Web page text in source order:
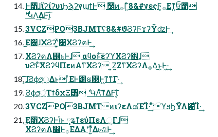
Ͱ͸ɺϊʔίʔυιϦϡʔγϣϯͰ ࣗ෼ͷ࡞Γ͍ͨ8&#γεςϜ͕࡞Εͳ͍ਓ͸
࣍ʹԿΛ͢ΔͰ͠ΐ͏͔
3VCZPO3BJMTʢ8&#ϑϨʔϜϫʔΫʣͰ͢
͜Ε͸ɺΧϨʔʹ͓͍ͯ͸ΧϨʔคͰ͢
ΧϨʔคΛ࢖͏͜ͱͰɺ αϥοͱͨ͠εʔϓΧϨʔ΍ɺ
υϩͬͱͨ͠ΧϨʔϥΠεͷΑ͏ͳΧϨʔ ͍Ζ͍ΖͳΧϨʔΛ࡞Δ͜ͱ͕Ͱ͖·͢
͔͠͠ɺϨϕϧ্͕͕Δͱ ͦΕͰ͸ຬ଍Ͱ͖ͳ͘ͳΓ·͢
Ϩϕϧ্͕͕ͬͨΤϯδχΞ͸ ࣍ʹԿΛͨ͘͠ͳΔͰ͠ΐ͏͔
3VCZPO3BJMTͷιʔεΛಡΈ࢝Ί·͢ ͦͯ͠ϓϧϦΫΛ౤͛࢝Ί·͢
͜Ε͸ΧϨʔͰݴ͏ͱ ༷ʑͳεύΠεΛૢΓɺ
ΧϨʔคΛࣗ෼Ͱ࡞ΕΔΑ͏ʹͳ͍ͬͯΔঢ়ଶͰ͢